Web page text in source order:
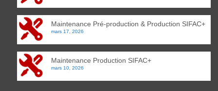
Maintenance Pré-production & Production SIFAC+
mars 17, 2026
Maintenance Production SIFAC+
mars 10, 2026